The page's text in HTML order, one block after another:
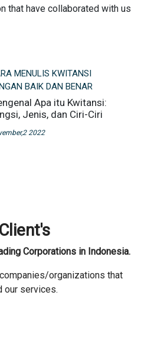
that have collaborated with us
MENULIS KWITANSI
BAIK DAN BENAR
Apa itu Kwitansi:
Jenis, dan Ciri-Ciri
2022
Corporations in Indonesia.
organizations that
our services.